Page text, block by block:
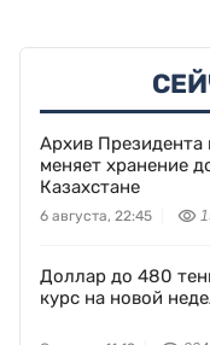
Архив Президента
меняет хранение
Казахстане
6 августа, 22:45
Доллар до 480
курс на новой